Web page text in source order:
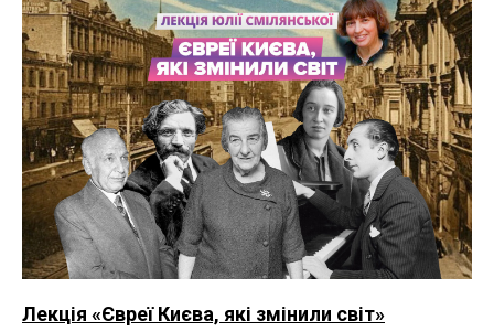
Лекція «Євреї Києва, які змінили світ»